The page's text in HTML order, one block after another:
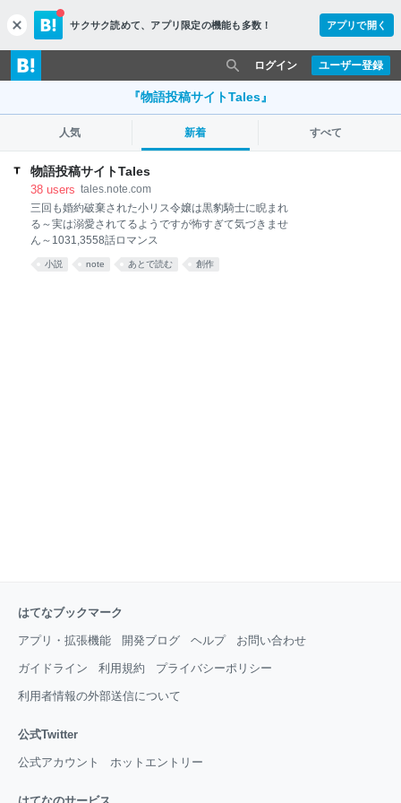
c
l
o
s
サクサク読めて、 アプリ限定の機能も多数！ アプリで開く
ユーザー登録
ログイン
『物語投稿サイトTales』
人気 新着 すべて
物語投稿サイトTales
38 users tales.note.com
三回も婚約破棄された小リス令嬢は黒豹騎士に睨まれ
る～実は溺愛されてるようですが怖すぎて気づきませ
ん～1031,3558話ロマンス
小説 note あとで読む 創作
はてなブックマーク
アプリ・拡張機能 開発ブログ ヘルプ お問い合わせ
ガイドライン 利用規約 プライバシーポリシー
利用者情報の外部送信について
公式Twitter
公式アカウント ホットエントリー